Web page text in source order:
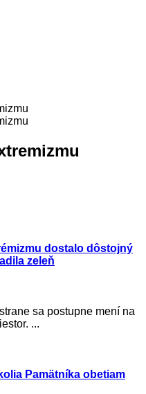
dostalo dôstojný
zeleň
sa postupne mení na
...
Pamätníka obetiam